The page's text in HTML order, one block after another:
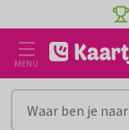
naar
inhoud
MENU